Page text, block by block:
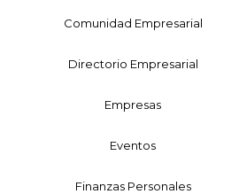
Comunidad Empresarial
Directorio Empresarial
Empresas
Eventos
Finanzas Personales